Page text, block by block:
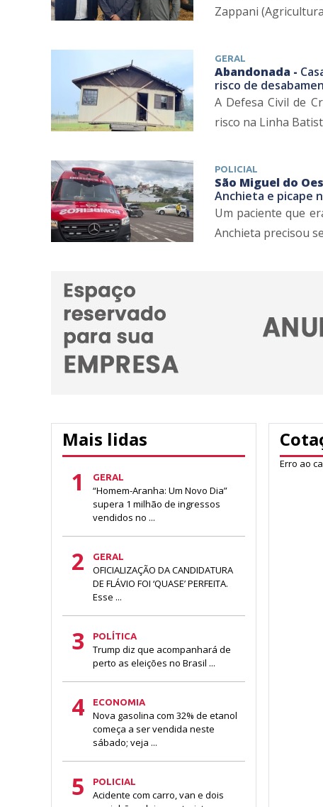
Zappani
GERAL
Abandonada -
risco de
A Defesa Civil de
risco na Linha
POLICIAL
São Miguel do
Anchieta e picape
Um paciente que
Anchieta precisou
Mais lidas
1 GERAL
“Homem-Aranha: Um Novo Dia”
supera 1 milhão de ingressos
vendidos no ...
2 GERAL
OFICIALIZAÇÃO DA CANDIDATURA
DE FLÁVIO FOI ‘QUASE’ PERFEITA.
Esse ...
3 POLÍTICA
Trump diz que acompanhará de
perto as eleições no Brasil ...
4 ECONOMIA
Nova gasolina com 32% de etanol
começa a ser vendida neste
sábado; veja ...
5 POLICIAL
Acidente com carro, van e dois
Erro ao